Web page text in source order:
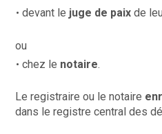
devant le juge de paixde
ou
chez le notaire.
Le registraire ou le notaire
dans le registre central des